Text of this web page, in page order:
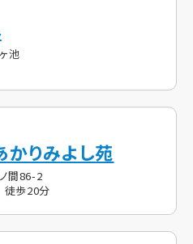
池
かりみよし苑
間86-2
歩20分